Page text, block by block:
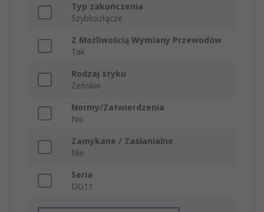
Typ zakończenia
Szybkozłącze
Z Możliwością Wymiany Przewodów
Tak
Rodzaj styku
Żeńskie
Normy/Zatwierdzenia
No
Zamykane / Zasłanialne
Nie
Seria
DG11